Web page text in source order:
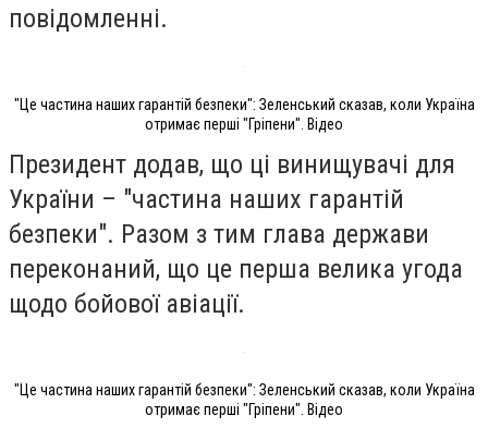
повідомленні.
"Це частина наших гарантій безпеки": Зеленський сказав, коли Україна
отримає перші "Гріпени". Відео
Президент додав, що ці винищувачі для
України – "частина наших гарантій
безпеки". Разом з тим глава держави
переконаний, що це перша велика угода
щодо бойової авіації.
"Це частина наших гарантій безпеки": Зеленський сказав, коли Україна
отримає перші "Гріпени". Відео